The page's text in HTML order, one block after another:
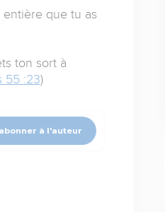
entière que tu as
ton sort à
55 :23)
à l'auteur